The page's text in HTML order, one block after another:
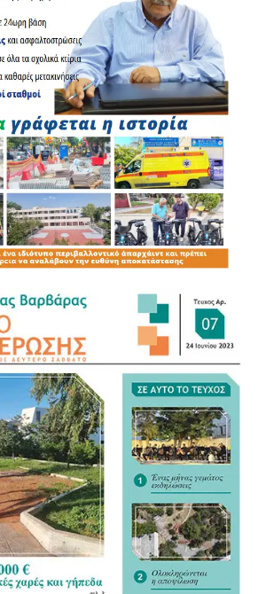
για μη χρήση κράνους
για μη χρήση ζώνης ασφαλείας
στέρησης άδειας οδήγησης
για χρήση κινητού τηλεφώνου
με ΚΤΕΟ
πινακίδας
επίδειξη οδηγικής ικανότητας
του ΚΟΚ
το Μετρό, τους κεντρικούς δρόμους
ενισχύει την πρόληψη και
συμπεριφορών.
συμβάλλουν ουσιαστικά στην
των πεζών και των οδηγών,
μήνυμα ότι επικίνδυνες και
δεν θα μένουν ανεξέλεγκτες.
καθημερινά ισχυρότερη
και ένα ενισχυμένο πλέγμα
τους πολίτες.